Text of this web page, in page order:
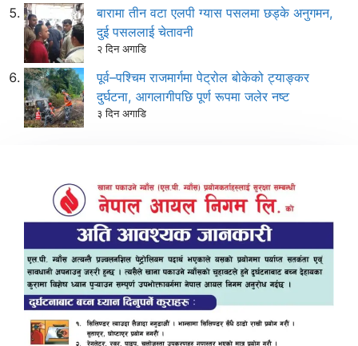
बारामा तीन वटा एलपी ग्यास पसलमा छड्के अनुगमन,
दुई पसललाई चेतावनी
२ दिन अगाडि
पूर्व–पश्चिम राजमार्गमा पेट्रोल बोकेको ट्याङ्कर
दुर्घटना, आगलागीपछि पूर्ण रूपमा जलेर नष्ट
३ दिन अगाडि